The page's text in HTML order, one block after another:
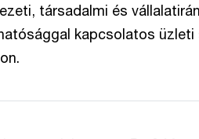
társadalmi és
kapcsolatos